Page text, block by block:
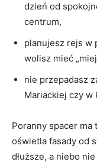
dzień od
centrum,
planujesz rejs w
wolisz mieć
nie przepadasz
Mariackiej czy w
Poranny spacer ma
oświetla fasady od
dłuższe, a niebo